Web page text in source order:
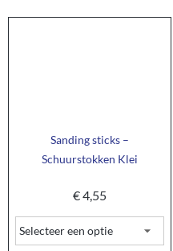
Sanding sticks –
Schuurstokken Klei
€4,55